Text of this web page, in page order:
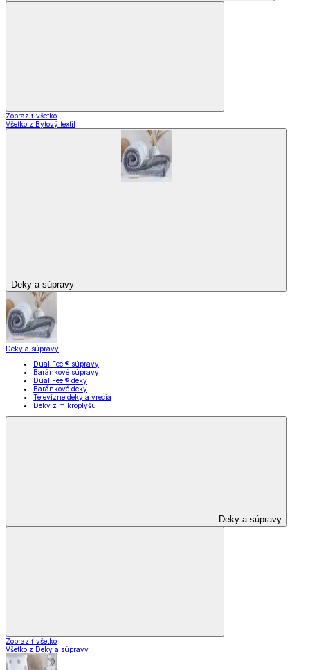
Zobraziť všetko
Všetko z Bytový textil
Deky a súpravy
Deky a súpravy
Dual Feel® súpravy
Baránkové súpravy
Dual Feel® deky
Baránkové deky
Televízne deky a vrecia
Deky z mikroplyšu
Deky a súpravy
Zobraziť všetko
Všetko z Deky a súpravy